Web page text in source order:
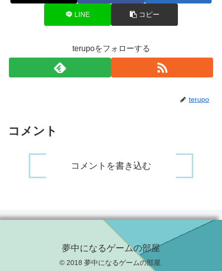
LINE コピー
terupoをフォローする
terupo
コメント
コメントを書き込む
夢中になるゲームの部屋
© 2018 夢中になるゲームの部屋.